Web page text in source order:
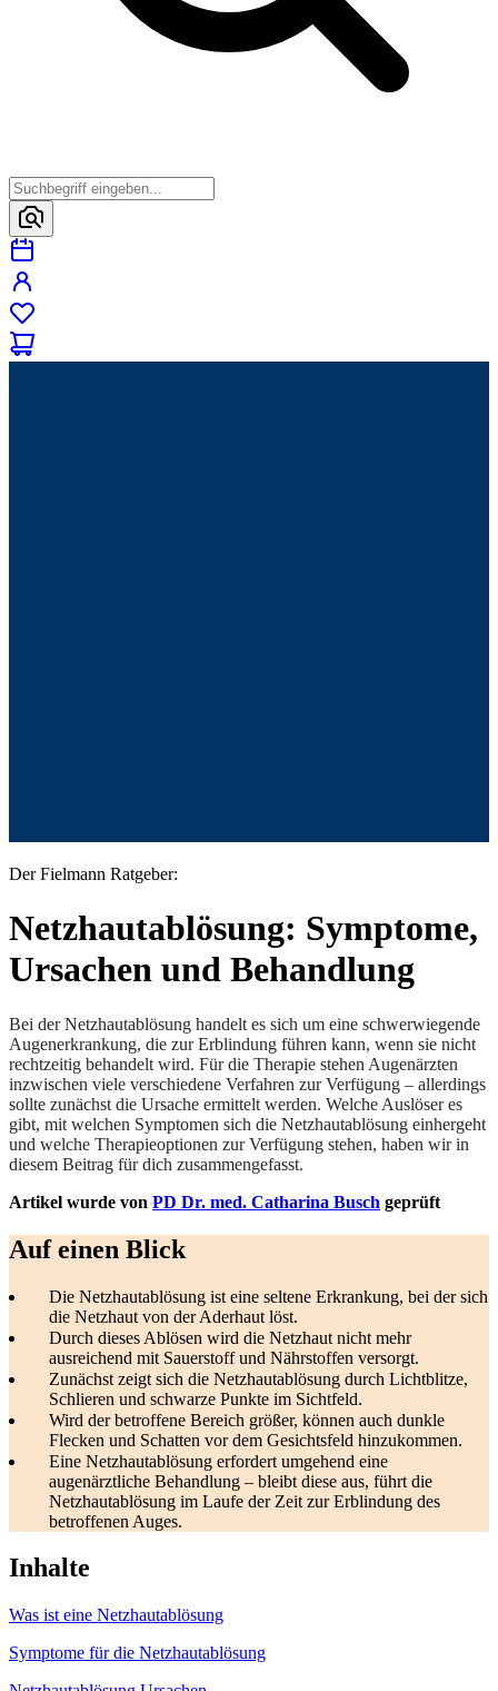
Der Fielmann Ratgeber:
Netzhautablösung: Symptome,
Ursachen und Behandlung
Bei der Netzhautablösung handelt es sich um eine schwerwiegende
Augenerkrankung, die zur Erblindung führen kann, wenn sie nicht
rechtzeitig behandelt wird. Für die Therapie stehen Augenärzten
inzwischen viele verschiedene Verfahren zur Verfügung – allerdings
sollte zunächst die Ursache ermittelt werden. Welche Auslöser es
gibt, mit welchen Symptomen sich die Netzhautablösung einhergeht
und welche Therapieoptionen zur Verfügung stehen, haben wir in
diesem Beitrag für dich zusammengefasst.
Artikel wurde von PD Dr. med. Catharina Busch geprüft
Auf einen Blick
Die Netzhautablösung ist eine seltene Erkrankung, bei der sich
die Netzhaut von der Aderhaut löst.
Durch dieses Ablösen wird die Netzhaut nicht mehr
ausreichend mit Sauerstoff und Nährstoffen versorgt.
Zunächst zeigt sich die Netzhautablösung durch Lichtblitze,
Schlieren und schwarze Punkte im Sichtfeld.
Wird der betroffene Bereich größer, können auch dunkle
Flecken und Schatten vor dem Gesichtsfeld hinzukommen.
Eine Netzhautablösung erfordert umgehend eine
augenärztliche Behandlung – bleibt diese aus, führt die
Netzhautablösung im Laufe der Zeit zur Erblindung des
betroffenen Auges.
Inhalte
Was ist eine Netzhautablösung
Symptome für die Netzhautablösung